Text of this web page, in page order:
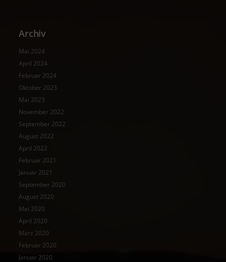
Archiv
Mai 2024
April 2024
Februar 2024
Oktober 2023
Mai 2023
November 2022
September 2022
August 2022
April 2022
Februar 2021
Januar 2021
September 2020
August 2020
Mai 2020
April 2020
März 2020
Februar 2020
Januar 2020